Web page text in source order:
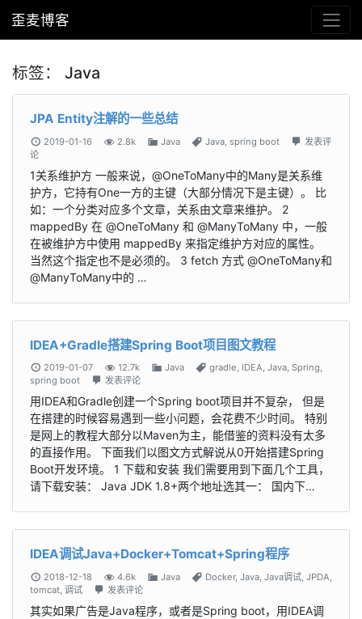
歪麦博客
标签： Java
JPA Entity注解的一些总结
2019-01-16 2.8k Java Java spring boot
发表评
论
1关系维护方 一般来说，@OneToMany中的Many是关系维
护方，它持有One一方的主键（大部分情况下是主键）。 比
如：一个分类对应多个文章，关系由文章来维护。 2
mappedBy 在 @OneToMany 和 @ManyToMany 中，一般
在被维护方中使用 mappedBy 来指定维护方对应的属性。
当然这个指定也不是必须的。 3 fetch 方式 @OneToMany和
@ManyToMany中的 …
IDEA+Gradle搭建Spring Boot项目图文教程
2019-01-07 12.7k Java gradle, IDEA, Java, Spring,
spring boot
发表评论
用IDEA和Gradle创建一个Spring boot项目并不复杂， 但是
在搭建的时候容易遇到一些小问题，会花费不少时间。 特别
是网上的教程大部分以Maven为主，能借鉴的资料没有太多
的直接作用。 下面我们以图文方式解说从0开始搭建Spring
Boot开发环境。 1 下载和安装 我们需要用到下面几个工具，
请下载安装： Java JDK 1.8+两个地址选其一： 国内下…
IDEA调试Java+Docker+Tomcat+Spring程序
2018-12-18 4.6k Java Docker, Java Java调试 JPDA
tomcat 调试 发表评论
其实如果广告是Java程序，或者是Spring boot，用IDEA调